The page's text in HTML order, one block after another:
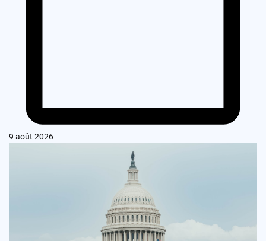
9 août 2026